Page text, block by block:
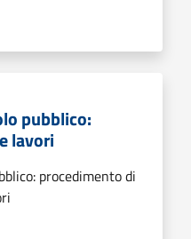
pubblico:
lavori
procedimento di